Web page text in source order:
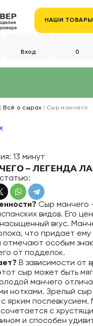
НАШИ ТОВАРЫ
Вход 0
Всё о сырах Сыр манчего
13 минут
– ЛЕГЕНДА
Сыр манчего
видов. Его
вкус.
что придает
отмечают особым
от подделок.
В зависимости от
сыр может быть
манчего
нотками. Зрелый сыр
ярким послевкусием.
с
и способен